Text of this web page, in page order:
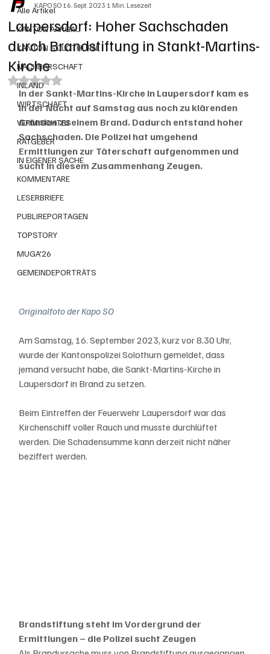
Alle Artikel
KANTON AARGAU
KANTON SOLOTHURN
NACHBARSCHAFT
INLAND
WIRTSCHAFT
VERMISCHTES
RATGEBER
IN EIGENER SACHE
KOMMENTARE
LESERBRIEFE
PUBLIREPORTAGEN
TOPSTORY
MUGA'26
GEMEINDEPORTRÄTS
Laupersdorf: Hoher Sachschaden
durch Brandstiftung in Stankt-Martins-
Kirche
KAPO SO16. Sept. 20231 Min. Lesezeit
Mit NaN von 5 Sternen bewertet.
In der Sankt-Martins-Kirche in Laupersdorf kam es
in der Nacht auf Samstag aus noch zu klärenden
Gründen zu einem Brand. Dadurch entstand hoher
Sachschaden. Die Polizei hat umgehend
Ermittlungen zur Täterschaft aufgenommen und
sucht in diesem Zusammenhang Zeugen.
Originalfoto der Kapo SO
Am Samstag, 16. September 2023, kurz vor 8.30 Uhr,
wurde der Kantonspolizei Solothurn gemeldet, dass
jemand versucht habe, die Sankt-Martins-Kirche in
Laupersdorf in Brand zu setzen.
Beim Eintreffen der Feuerwehr Laupersdorf war das
Kirchenschiff voller Rauch und musste durchlüftet
werden. Die Schadensumme kann derzeit nicht näher
beziffert werden.
Brandstiftung steht im Vordergrund der
Ermittlungen – die Polizei sucht Zeugen